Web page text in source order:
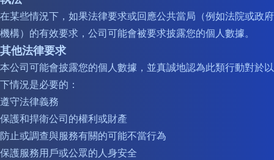
在某些情況下，如果法律要求或回應公共當局（例如法院或政府
機構）的有效要求，公司可能會被要求披露您的個人數據。
其他法律要求
本公司可能會披露您的個人數據，並真誠地認為此類行動對於以
下情況是必要的：
遵守法律義務
保護和捍衛公司的權利或財產
防止或調查與服務有關的可能不當行為
保護服務用戶或公眾的人身安全